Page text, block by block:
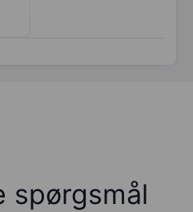
spørgsmål